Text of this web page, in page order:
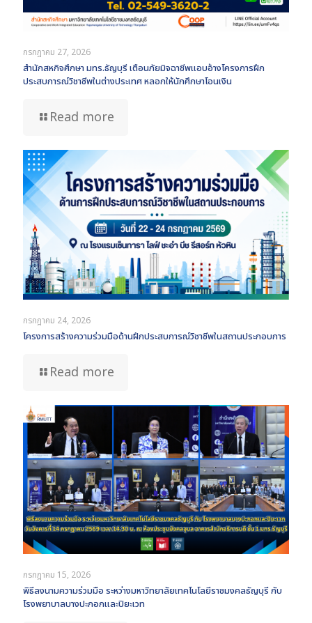
กรกฎาคม 27, 2026
สำนักสหกิจศึกษา มทร.ธัญบุรี เตือนภัยมิจฉาชีพแอบอ้างโครงการฝึก
ประสบการณ์วิชาชีพในต่างประเทศ หลอกให้นักศึกษาโอนเงิน
Read more
กรกฎาคม 24, 2026
โครงการสร้างความร่วมมือด้านฝึกประสบการณ์วิชาชีพในสถานประกอบการ
Read more
กรกฎาคม 15, 2026
พิธีลงนามความร่วมมือ ระหว่างมหาวิทยาลัยเทคโนโลยีราชมงคลธัญบุรี กับ
โรงพยาบาลบางปะกอกและปิยะเวท